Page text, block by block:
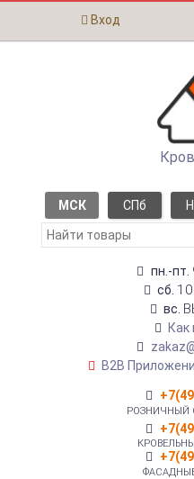
Вход
МСК СПб
пн.-пт.
сб.
вс.
Как
B2B
РОЗНИЧНЫЙ